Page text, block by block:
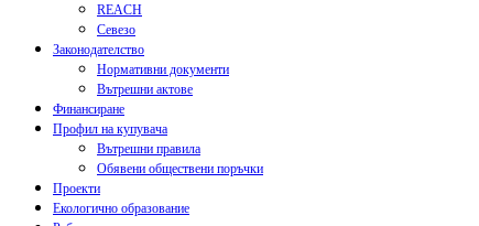
REACH
Севезо
Законодателство
Нормативни документи
Вътрешни актове
Финансиране
Профил на купувача
Вътрешни правила
Обявени обществени поръчки
Проекти
Екологично образование